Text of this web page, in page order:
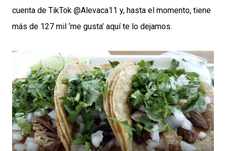
cuenta de TikTok @Alevaca11 y, hasta el momento, tiene
más de 127 mil ‘me gusta’ aquí te lo dejamos.